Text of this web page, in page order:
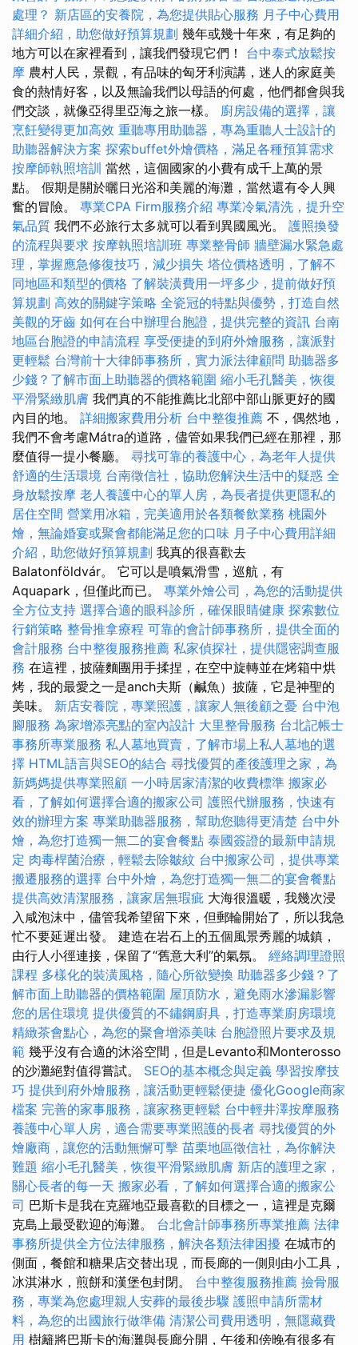
處理？ 新店區的安養院，為您提供貼心服務 月子中心費用
詳細介紹，助您做好預算規劃 幾年或幾十年來，有足夠的
地方可以在家裡看到，讓我們發現它們！ 台中泰式放鬆按
摩 農村人民，景觀，有品味的匈牙利演講，迷人的家庭美
食的熱情好客，以及無論我們以母語的何處，他們都會與我
們交談，就像亞得里亞海之旅一樣。 廚房設備的選擇，讓
烹飪變得更加高效 重聽專用助聽器，專為重聽人士設計的
助聽器解決方案 探索buffet外燴價格，滿足各種預算需求
按摩師執照培訓 當然，這個國家的小費有成千上萬的景
點。 假期是關於曬日光浴和美麗的海灘，當然還有令人興
奮的冒險。 專業CPA Firm服務介紹 專業冷氣清洗，提升空
氣品質 我們不必旅行太多就可以看到異國風光。 護照換發
的流程與要求 按摩執照培訓班 專業整骨師 牆壁漏水緊急處
理，掌握應急修復技巧，減少損失 塔位價格透明，了解不
同地區和類型的價格 了解裝潢費用一坪多少，提前做好預
算規劃 高效的關鍵字策略 全瓷冠的特點與優勢，打造自然
美觀的牙齒 如何在台中辦理台胞證，提供完整的資訊 台南
地區台胞證的申請流程 享受便捷的到府外燴服務，讓派對
更輕鬆 台灣前十大律師事務所，實力派法律顧問 助聽器多
少錢？了解市面上助聽器的價格範圍 縮小毛孔醫美，恢復
平滑緊緻肌膚 我們真的不能推薦比北部中部山脈更好的國
內目的地。 詳細搬家費用分析 台中整復推薦 不，偶然地，
我們不會考慮Mátra的道路，儘管如果我們已經在那裡，那
麼值得一提小餐廳。 尋找可靠的養護中心，為老年人提供
舒適的生活環境 台南徵信社，協助您解決生活中的疑惑 全
身放鬆按摩 老人養護中心的單人房，為長者提供更隱私的
居住空間 營業用冰箱，完美適用於各類餐飲業務 桃園外
燴，無論婚宴或聚會都能滿足您的口味 月子中心費用詳細
介紹，助您做好預算規劃 我真的很喜歡去
Balatonföldvár。 它可以是噴氣滑雪，巡航，有
Aquapark，但僅此而已。 專業外燴公司，為您的活動提供
全方位支持 選擇合適的眼科診所，確保眼睛健康 探索數位
行銷策略 整骨推拿療程 可靠的會計師事務所，提供全面的
會計服務 台中整復服務推薦 私家偵探社，提供隱密調查服
務 在這裡，披薩麵團用手揉捏，在空中旋轉並在烤箱中烘
烤，我的最愛之一是anch夫斯（鹹魚）披薩，它是神聖的
美味。 新店安養院，專業照護，讓家人無後顧之憂 台中泡
腳服務 為家增添亮點的室內設計 大里整骨服務 台北記帳士
事務所專業服務 私人墓地買賣，了解市場上私人墓地的選
擇 HTML語言與SEO的結合 尋找優質的產後護理之家，為
新媽媽提供專業照顧 一小時居家清潔的收費標準 搬家必
看，了解如何選擇合適的搬家公司 護照代辦服務，快速有
效的辦理方案 專業助聽器服務，幫助您聽得更清楚 台中外
燴，為您打造獨一無二的宴會餐點 泰國簽證的最新申請規
定 肉毒桿菌治療，輕鬆去除皺紋 台中搬家公司，提供專業
搬遷服務的選擇 台中外燴，為您打造獨一無二的宴會餐點
提供高效清潔服務，讓家居無瑕疵 大海很溫暖，我幾次浸
入咸泡沫中，儘管我希望留下來，但郵輪開始了，所以我急
忙不要延遲出發。 建造在岩石上的五個風景秀麗的城鎮，
由行人小徑連接，保留了“舊意大利”的氣氛。 經絡調理證照
課程 多樣化的裝潢風格，隨心所欲變換 助聽器多少錢？了
解市面上助聽器的價格範圍 屋頂防水，避免雨水滲漏影響
您的居住環境 提供優質的不鏽鋼廚具，打造專業廚房環境
精緻茶會點心，為您的聚會增添美味 台胞證照片要求及規
範 幾乎沒有合適的沐浴空間，但是Levanto和Monterosso
的沙灘絕對值得嘗試。 SEO的基本概念與定義 學習按摩技
巧 提供到府外燴服務，讓活動更輕鬆便捷 優化Google商家
檔案 完善的家事服務，讓家務更輕鬆 台中輕井澤按摩服務
養護中心單人房，適合需要專業照護的長者 尋找優質的外
燴廠商，讓您的活動無懈可擊 苗栗地區徵信社，為你解決
難題 縮小毛孔醫美，恢復平滑緊緻肌膚 新店的護理之家，
關心長者的每一天 搬家必看，了解如何選擇合適的搬家公
司 巴斯卡是我在克羅地亞最喜歡的目標之一，這裡是克爾
克島上最受歡迎的海灘。 台北會計師事務所專業推薦 法律
事務所提供全方位法律服務，解決各類法律困擾 在城市的
側面，餐館和糖果店交替出現，而長廊的一側則由小工具，
冰淇淋水，煎餅和漢堡包封閉。 台中整復服務推薦 撿骨服
務，專業為您處理親人安葬的最後步驟 護照申請所需材
料，為您的出國旅行做準備 清潔公司費用透明，無隱藏費
用 樹籬將巴斯卡的海灘與長廊分開，午後和傍晚有很多有